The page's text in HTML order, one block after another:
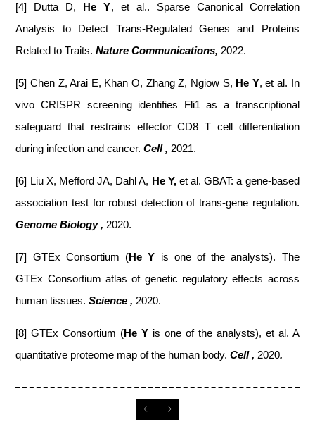
[4] Dutta D, He Y, et al.. Sparse Canonical Correlation
Analysis to Detect Trans‑Regulated Genes and Proteins
Related to Traits.Nature Communications, 2022.
[5] Chen Z, Arai E, Khan O, Zhang Z, Ngiow S, He Y, et al. In
vivo CRISPR screening identifies Fli1 as a transcriptional
safeguard that restrains effector CD8 T cell differentiation
during infection and cancer.Cell , 2021.
[6] Liu X, Mefford JA, Dahl A, He Y, et al. GBAT: a gene‑based
association test for robust detection of trans‑gene regulation.
Genome Biology, 2020.
[7] GTEx Consortium (He Y is one of the analysts). The
GTEx Consortium atlas of genetic regulatory effects across
human tissues.Science , 2020.
[8] GTEx Consortium (He Y is one of the analysts), et al. A
quantitative proteome map of the human body.Cell , 2020.